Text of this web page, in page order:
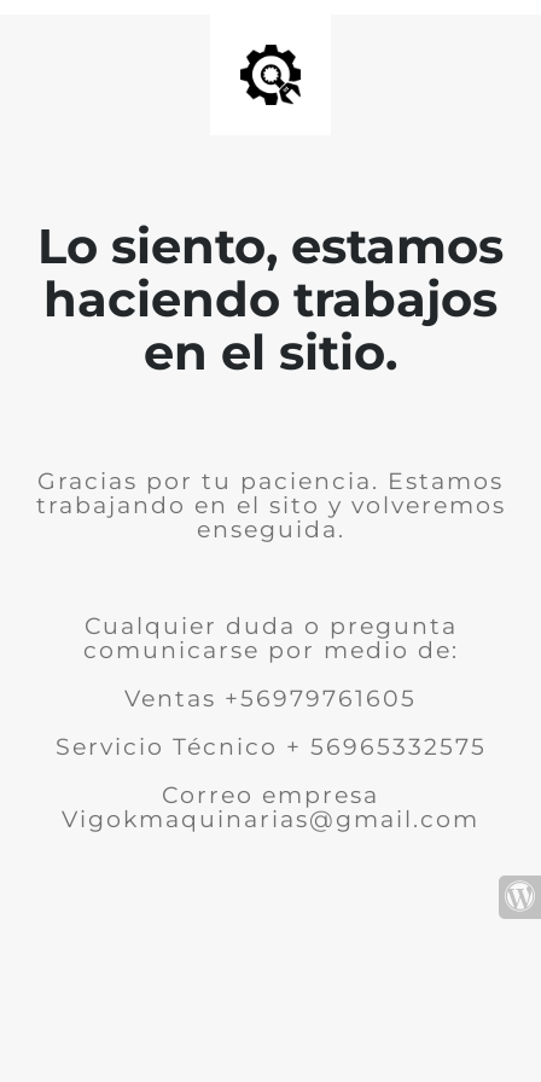
Lo siento, estamos
haciendo trabajos
en el sitio.
Gracias por tu paciencia. Estamos
trabajando en el sito y volveremos
enseguida.
Cualquier duda o pregunta
comunicarse por medio de:
Ventas +56979761605
Servicio Técnico + 56965332575
Correo empresa
Vigokmaquinarias@gmail.com